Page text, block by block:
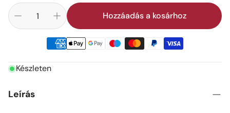
Hozzáadás a kosárhoz
Készleten
Leírás